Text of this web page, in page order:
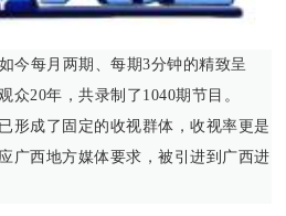
今每月两期、每期3分钟的精致呈
众20年，共录制了1040期节目。
形成了固定的收视群体，收视率更是
广西地方媒体要求，被引进到广西进